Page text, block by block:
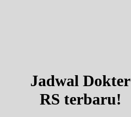
Jadwal Dokter
RS terbaru!